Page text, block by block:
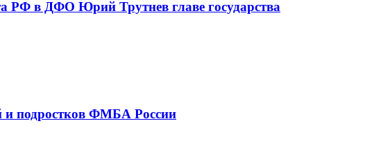
РФ в ДФО Юрий Трутнев главе государства
и подростков ФМБА России